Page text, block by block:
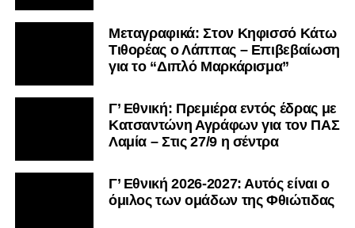
Μεταγραφικά: Στον Κηφισσό Κάτω
Τιθορέας ο Λάππας – Επιβεβαίωση
για το “Διπλό Μαρκάρισμα”
Γ’ Εθνική: Πρεμιέρα εντός έδρας με
Κατσαντώνη Αγράφων για τον ΠΑΣ
Λαμία – Στις 27/9 η σέντρα
Γ’ Εθνική 2026-2027: Αυτός είναι ο
όμιλος των ομάδων της Φθιώτιδας